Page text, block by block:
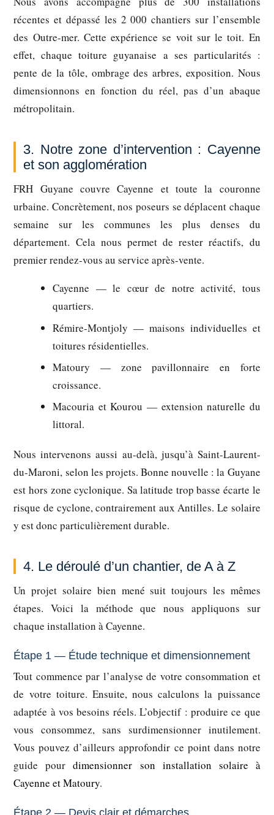
récentes et dépassé les 2 000 chantiers sur l’ensemble
des Outre-mer. Cette expérience se voit sur le toit. En
effet, chaque toiture guyanaise a ses particularités :
pente de la tôle, ombrage des arbres, exposition. Nous
dimensionnons en fonction du réel, pas d’un abaque
métropolitain.
3. Notre zone d’intervention : Cayenne
et son agglomération
FRH Guyane couvre Cayenne et toute la couronne
urbaine. Concrètement, nos poseurs se déplacent chaque
semaine sur les communes les plus denses du
département. Cela nous permet de rester réactifs, du
premier rendez-vous au service après-vente.
Cayenne — le cœur de notre activité, tous
quartiers.
Rémire-Montjoly — maisons individuelles et
toitures résidentielles.
Matoury — zone pavillonnaire en forte
croissance.
Macouria et Kourou — extension naturelle du
littoral.
Nous intervenons aussi au-delà, jusqu’à Saint-Laurent-
du-Maroni, selon les projets. Bonne nouvelle : la Guyane
est hors zone cyclonique. Sa latitude trop basse écarte le
risque de cyclone, contrairement aux Antilles. Le solaire
y est donc particulièrement durable.
4. Le déroulé d’un chantier, de A à Z
Un projet solaire bien mené suit toujours les mêmes
étapes. Voici la méthode que nous appliquons sur
chaque installation à Cayenne.
Étape 1 — Étude technique et dimensionnement
Tout commence par l’analyse de votre consommation et
de votre toiture. Ensuite, nous calculons la puissance
adaptée à vos besoins réels. L’objectif : produire ce que
vous consommez, sans surdimensionner inutilement.
Vous pouvez d’ailleurs approfondir ce point dans notre
guide pourdimensionner son installation solaire à
Cayenne et Matoury.